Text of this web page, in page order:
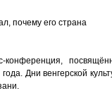
почему его страна
Дни венгерской